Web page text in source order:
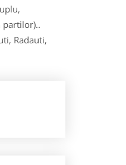
partilor)..
Radauti,